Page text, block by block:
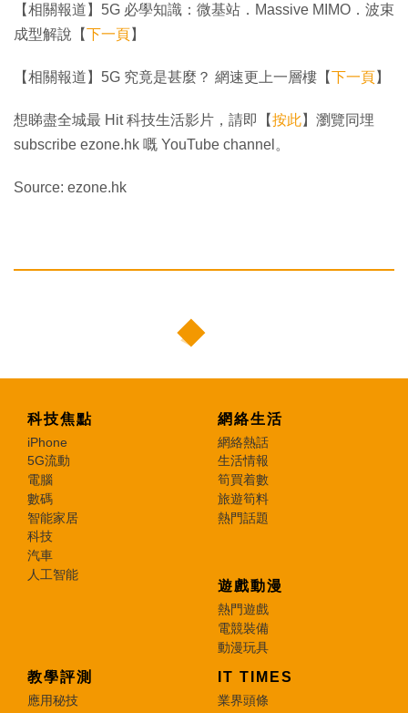
【相關報道】5G 必學知識：微基站．Massive MIMO．波束
成型解說【下一頁】
【相關報道】5G 究竟是甚麼？ 網速更上一層樓【下一頁】
想睇盡全城最 Hit 科技生活影片，請即【按此】瀏覽同埋
subscribe ezone.hk 嘅 YouTube channel。
Source: ezone.hk
科技焦點
iPhone
5G流動
電腦
數碼
智能家居
科技
汽車
人工智能
網絡生活
網絡熱話
生活情報
筍買着數
旅遊筍料
熱門話題
遊戲動漫
熱門遊戲
電競裝備
動漫玩具
教學評測
應用秘技
IT TIMES
業界頭條